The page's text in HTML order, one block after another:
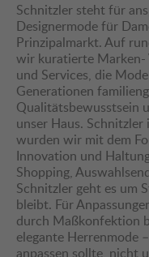
Schnitzler steht für
Designermode für
Prinzipalmarkt. Auf
wir kuratierte Marken-
und Services, die
Generationen
Qualitätsbewusstsein
unser Haus. Schnitzler
wurden wir mit dem
Innovation und
Shopping,
Schnitzler geht es um
bleibt. Für
durch Maßkonfektion
elegante Herrenmode
anpassen sollte, nicht